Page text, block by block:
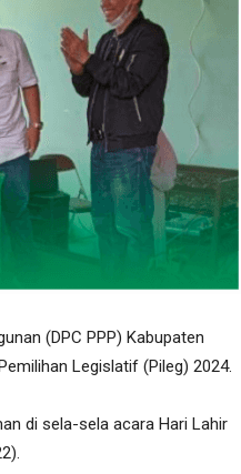
(DPC PPP) Kabupaten
Legislatif (Pileg) 2024.
di sela-sela acara Hari Lahir